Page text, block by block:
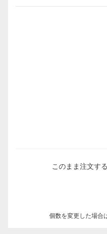
個数を変更した場合
このまま注文す